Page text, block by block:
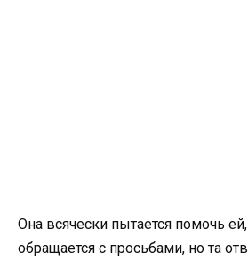
Она всячески пытается помочь
обращается с просьбами, но та